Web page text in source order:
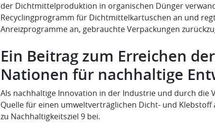
der Dichtmittelproduktion in organischen Dünger
Recyclingprogramm für Dichtmittelkartuschen an und
Anreizprogramme an, gebrauchte Verpackungen
Ein Beitrag zum Erreichen
Nationen für nachhaltige
Als nachhaltige Innovation in der Industrie und durch die
Quelle für einen umweltverträglichen Dicht- und
zu Nachhaltigkeitsziel 9 bei.